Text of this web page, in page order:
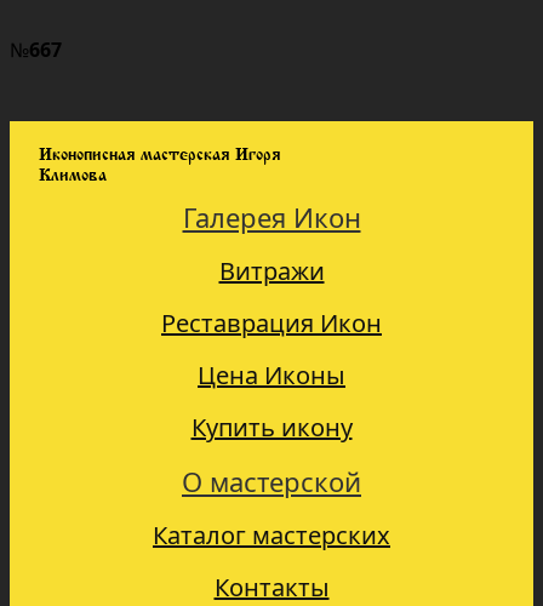
№667
Иконописная мастерская Игоря
Климова
Галерея Икон
Витражи
Реставрация Икон
Цена Иконы
Купить икону
О мастерской
Каталог мастерских
Контакты